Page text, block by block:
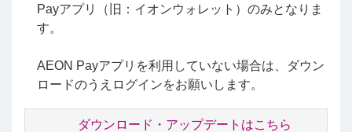
Payアプリ（旧：イオンウォレット）のみとなりま
す。
AEON Payアプリを利用していない場合は、ダウン
ロードのうえログインをお願いします。
ダウンロード・アップデートはこちら